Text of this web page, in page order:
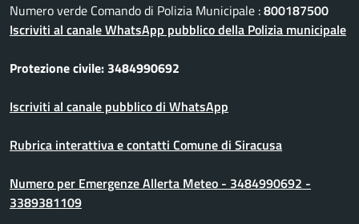
Numero verde Comando di Polizia Municipale :800187500
Iscriviti al canale WhatsApp pubblico della Polizia municipale
Protezione civile: 3484990692
Iscriviti al canale pubblico di WhatsApp
Rubrica interattiva e contatti Comune di Siracusa
Numero per Emergenze Allerta Meteo - 3484990692 -
3389381109